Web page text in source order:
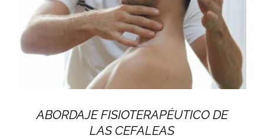
ABORDAJE FISIOTERAPÉUTICO DE
LAS CEFALEAS